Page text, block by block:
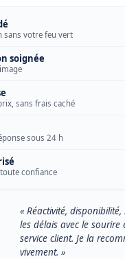
sans votre feu vert
soignée
sans frais caché
sous 24 h
confiance
« Réactivité,
les délais avec le sourire
service client. Je la
vivement. »